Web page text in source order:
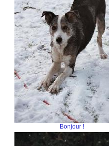
Bonjour !